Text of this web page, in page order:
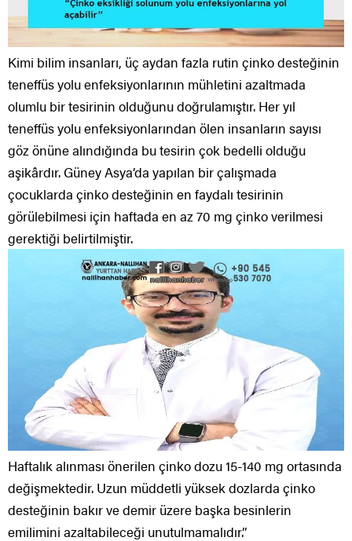
Kimi bilim insanları, üç aydan fazla rutin çinko desteğinin
teneffüs yolu enfeksiyonlarının mühletini azaltmada
olumlu bir tesirinin olduğunu doğrulamıştır. Her yıl
teneffüs yolu enfeksiyonlarından ölen insanların sayısı
göz önüne alındığında bu tesirin çok bedelli olduğu
aşikârdır. Güney Asya’da yapılan bir çalışmada
çocuklarda çinko desteğinin en faydalı tesirinin
görülebilmesi için haftada en az 70 mg çinko verilmesi
gerektiği belirtilmiştir.
Haftalık alınması önerilen çinko dozu 15-140 mg ortasında
değişmektedir. Uzun müddetli yüksek dozlarda çinko
desteğinin bakır ve demir üzere başka besinlerin
emilimini azaltabileceği unutulmamalıdır.”